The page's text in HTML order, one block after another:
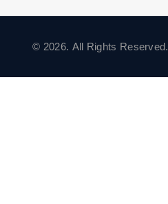
© 2026. All Rights Reserved.